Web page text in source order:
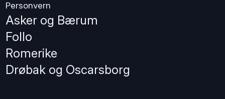
Personvern
Asker og Bærum
Follo
Romerike
Drøbak og Oscarsborg